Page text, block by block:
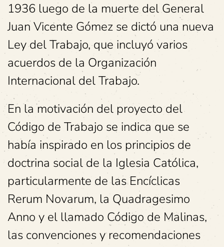
1936 luego de la muerte del General
Juan Vicente Gómez se dictó una nueva
Ley del Trabajo, que incluyó varios
acuerdos de la Organización
Internacional del Trabajo.
En la motivación del proyecto del
Código de Trabajo se indica que se
había inspirado en los principios de
doctrina social de la Iglesia Católica,
particularmente de las Encíclicas
Rerum Novarum, la Quadragesimo
Anno y el llamado Código de Malinas,
las convenciones y recomendaciones